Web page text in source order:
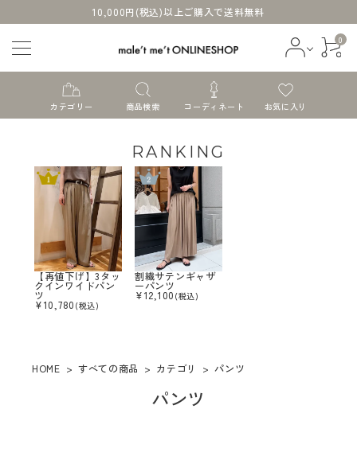
10,000円(税込)以上ご購入で送料無料
0
カテゴリー 商品検索 コーディネート お気に入り
ログイン 会員登録
すべての商品
新着商品
RANKING
【再値下げ】3タッ
クインワイドパン
ツ
¥10,780 (税込)
割繊サテンギャザ
ーパンツ
¥12,100 (税込)
HOME すべての商品 カテゴリ パンツ
パンツ